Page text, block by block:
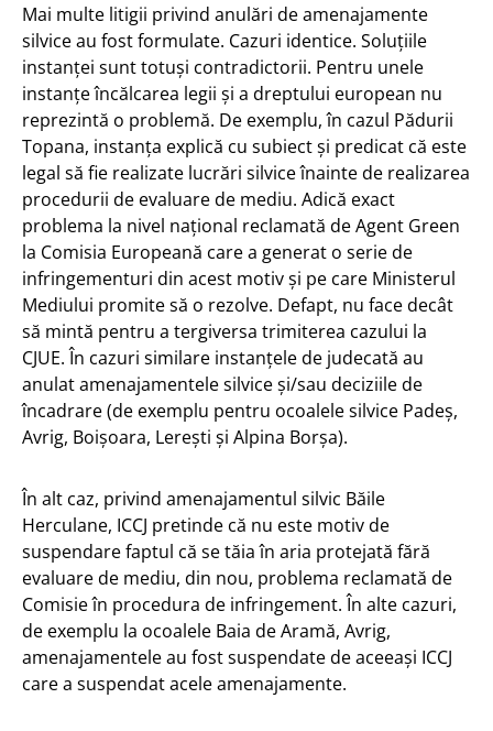
Mai multe litigii privind anulări de amenajamente
silvice au fost formulate. Cazuri identice. Soluțiile
instanței sunt totuși contradictorii. Pentru unele
instanțe încălcarea legii și a dreptului european nu
reprezintă o problemă. De exemplu, în cazul Pădurii
Topana, instanța explică cu subiect și predicat că este
legal să fie realizate lucrări silvice înainte de realizarea
procedurii de evaluare de mediu. Adică exact
problema la nivel național reclamată de Agent Green
la Comisia Europeană care a generat o serie de
infringementuri din acest motiv și pe care Ministerul
Mediului promite să o rezolve. Defapt, nu face decât
să mintă pentru a tergiversa trimiterea cazului la
CJUE. În cazuri similare instanțele de judecată au
anulat amenajamentele silvice și/sau deciziile de
încadrare (de exemplu pentru ocoalele silvice Padeș,
Avrig, Boișoara, Lerești și Alpina Borșa).
În alt caz, privind amenajamentul silvic Băile
Herculane, ICCJ pretinde că nu este motiv de
suspendare faptul că se tăia în aria protejată fără
evaluare de mediu, din nou, problema reclamată de
Comisie în procedura de infringement. În alte cazuri,
de exemplu la ocoalele Baia de Aramă, Avrig,
amenajamentele au fost suspendate de aceeași ICCJ
care a suspendat acele amenajamente.